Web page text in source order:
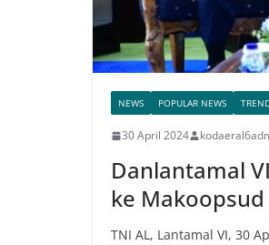
NEWS POPULAR NEWS
30 April 2024
Danlantamal
ke Makoopsud
TNI AL, Lantamal VI, 30